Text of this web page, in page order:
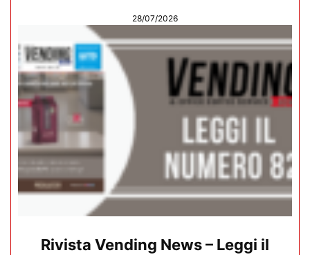
28/07/2026
Rivista Vending News – Leggi il